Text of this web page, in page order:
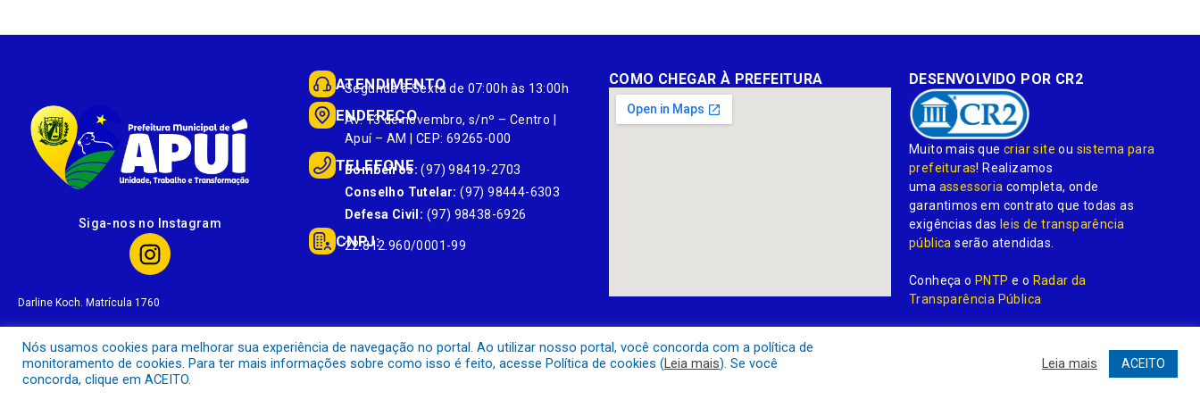
Siga-nos no Instagram
Darline Koch. Matrícula 1760
ATENDIMENTO
Segunda à Sexta de 07:00h às 13:00h
ENDEREÇO
Av. 13 de novembro, s/nº – Centro |
Apuí – AM | CEP: 69265-000
TELEFONE
Bombeiros: (97) 98419-2703
Conselho Tutelar: (97) 98444-6303
Defesa Civil: (97) 98438-6926
CNPJ:
22.812.960/0001-99
COMO CHEGAR À PREFEITURA DESENVOLVIDO POR CR2
Muito mais quecriar site ou sistema para
prefeituras! Realizamos
uma assessoria completa, onde
garantimos em contrato que todas as
exigências dasleis de transparência
pública serão atendidas.
Conheça oPNTP e o Radar da
Transparência Pública
Todos os direitos reservados a
Nós usamos cookies para melhorar sua experiência de navegação no portal. Ao utilizar nosso portal, você concorda com a política de
monitoramento de cookies. Para ter mais informações sobre como isso é feito, acesse Política de cookies (Leia mais). Se você
concorda, clique em ACEITO.
Leia mais ACEITO